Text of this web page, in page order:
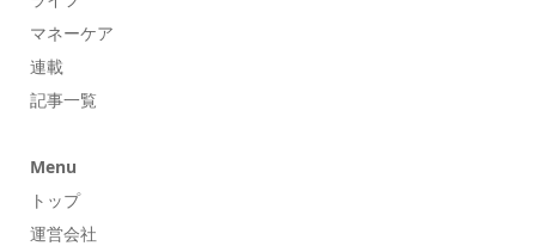
マネーケア
連載
記事一覧
Menu
トップ
運営会社